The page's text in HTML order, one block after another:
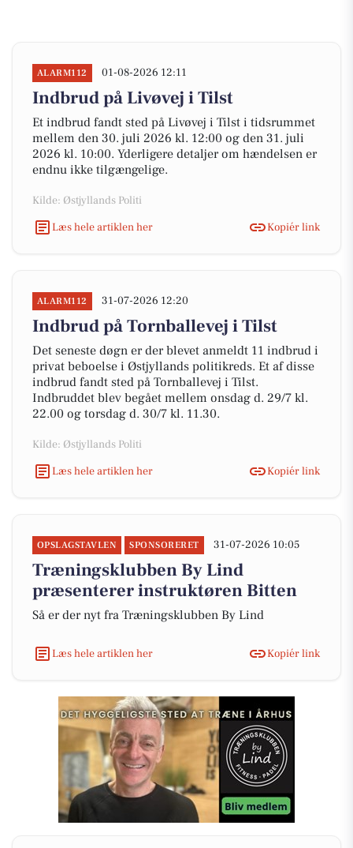
ALARM112 01-08-2026 12:11
Indbrud på Livøvej i Tilst
Et indbrud fandt sted på Livøvej i Tilst i tidsrummet
mellem den 30. juli 2026 kl. 12:00 og den 31. juli
2026 kl. 10:00. Yderligere detaljer om hændelsen er
endnu ikke tilgængelige.
Kilde: Østjyllands Politi
Læs hele artiklen her
Kopiér link
ALARM112 31-07-2026 12:20
Indbrud på Tornballevej i Tilst
Det seneste døgn er der blevet anmeldt 11 indbrud i
privat beboelse i Østjyllands politikreds. Et af disse
indbrud fandt sted på Tornballevej i Tilst.
Indbruddet blev begået mellem onsdag d. 29/7 kl.
22.00 og torsdag d. 30/7 kl. 11.30.
Kilde: Østjyllands Politi
Læs hele artiklen her
Kopiér link
OPSLAGSTAVLEN SPONSORERET 31-07-2026 10:05
Træningsklubben By Lind
præsenterer instruktøren Bitten
Så er der nyt fra Træningsklubben By Lind
Læs hele artiklen her Kopiér link